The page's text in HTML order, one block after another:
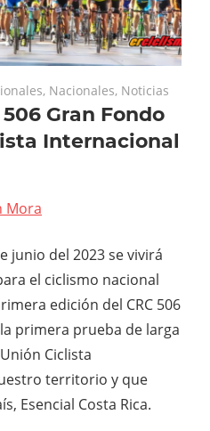
, Nacionales, Noticias
Gran Fondo
Internacional
Mora
junio del 2023 se vivirá
el ciclismo nacional
edición del CRC 506
primera prueba de larga
Ciclista
territorio y que
Esencial Costa Rica.